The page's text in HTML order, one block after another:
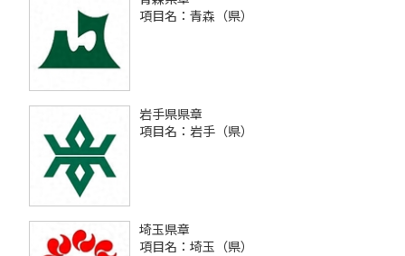
項目名：青森（県）
岩手県県章
項目名：岩手（県）
埼玉県章
項目名：埼玉（県）